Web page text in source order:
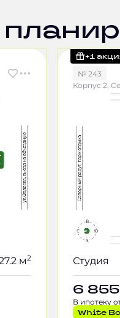
м2
+1
№ 243
Корпус 2,
Студия
6
В ипотеку
White